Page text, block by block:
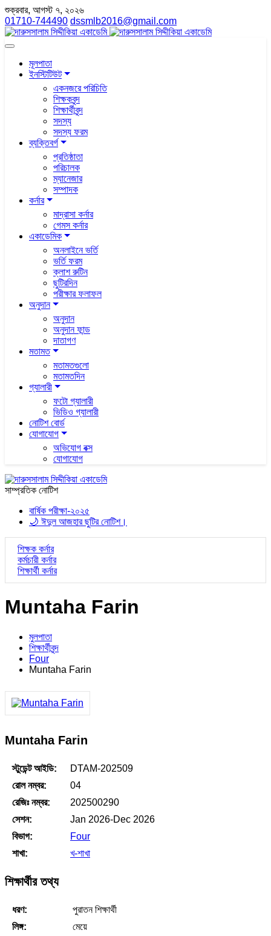
শুক্রবার, আগস্ট ৭, ২০২৬
01710-744490 dssmlb2016@gmail.com
মূলপাতা
ইনস্টিটিউট
একনজরে পরিচিতি
শিক্ষকবৃন্দ
শিক্ষার্থীবৃন্দ
সদস্য
সদস্য ফরম
ব্যক্তিবর্গ
প্রতিষ্ঠাতা
পরিচালক
ম্যানেজার
সম্পাদক
কর্নার
মাদ্রাসা কর্নার
গেমস কর্নার
একাডেমিক
অনলাইনে ভর্তি
ভর্তি ফরম
ক্লাশ রুটিন
ছুটিরদিন
পরীক্ষার ফলাফল
অনুদান
অনুদান
অনুদান ফান্ড
দাতাগণ
মতামত
মতামতগুলো
মতামতদিন
গ্যালারী
ফটো গ্যালারী
ভিডিও গ্যালারী
নোটিশ বোর্ড
যোগাযোগ
অভিযোগ বক্স
যোগাযোগ
সাম্প্রতিক নোটিশ
বার্ষিক পরীক্ষা-২০২৫
🌙 ঈদুল আজহার ছুটির নোটিশ।
শিক্ষক কর্নার
কর্মচারী কর্নার
শিক্ষার্থী কর্নার
Muntaha Farin
মুলপাতা
শিক্ষার্থীবৃন্দ
Four
Muntaha Farin
Muntaha Farin
স্টুডেন্ট আইডি:
DTAM-202509
রোল নম্বর:
04
রেজিঃ নম্বর:
202500290
সেশন:
Jan 2026-Dec 2026
বিভাগ:
Four
শাখা:
খ-শাখা
শিক্ষার্থীর তথ্য
ধরণ:
পুরাতন শিক্ষার্থী
লিঙ্গ:
মেয়ে